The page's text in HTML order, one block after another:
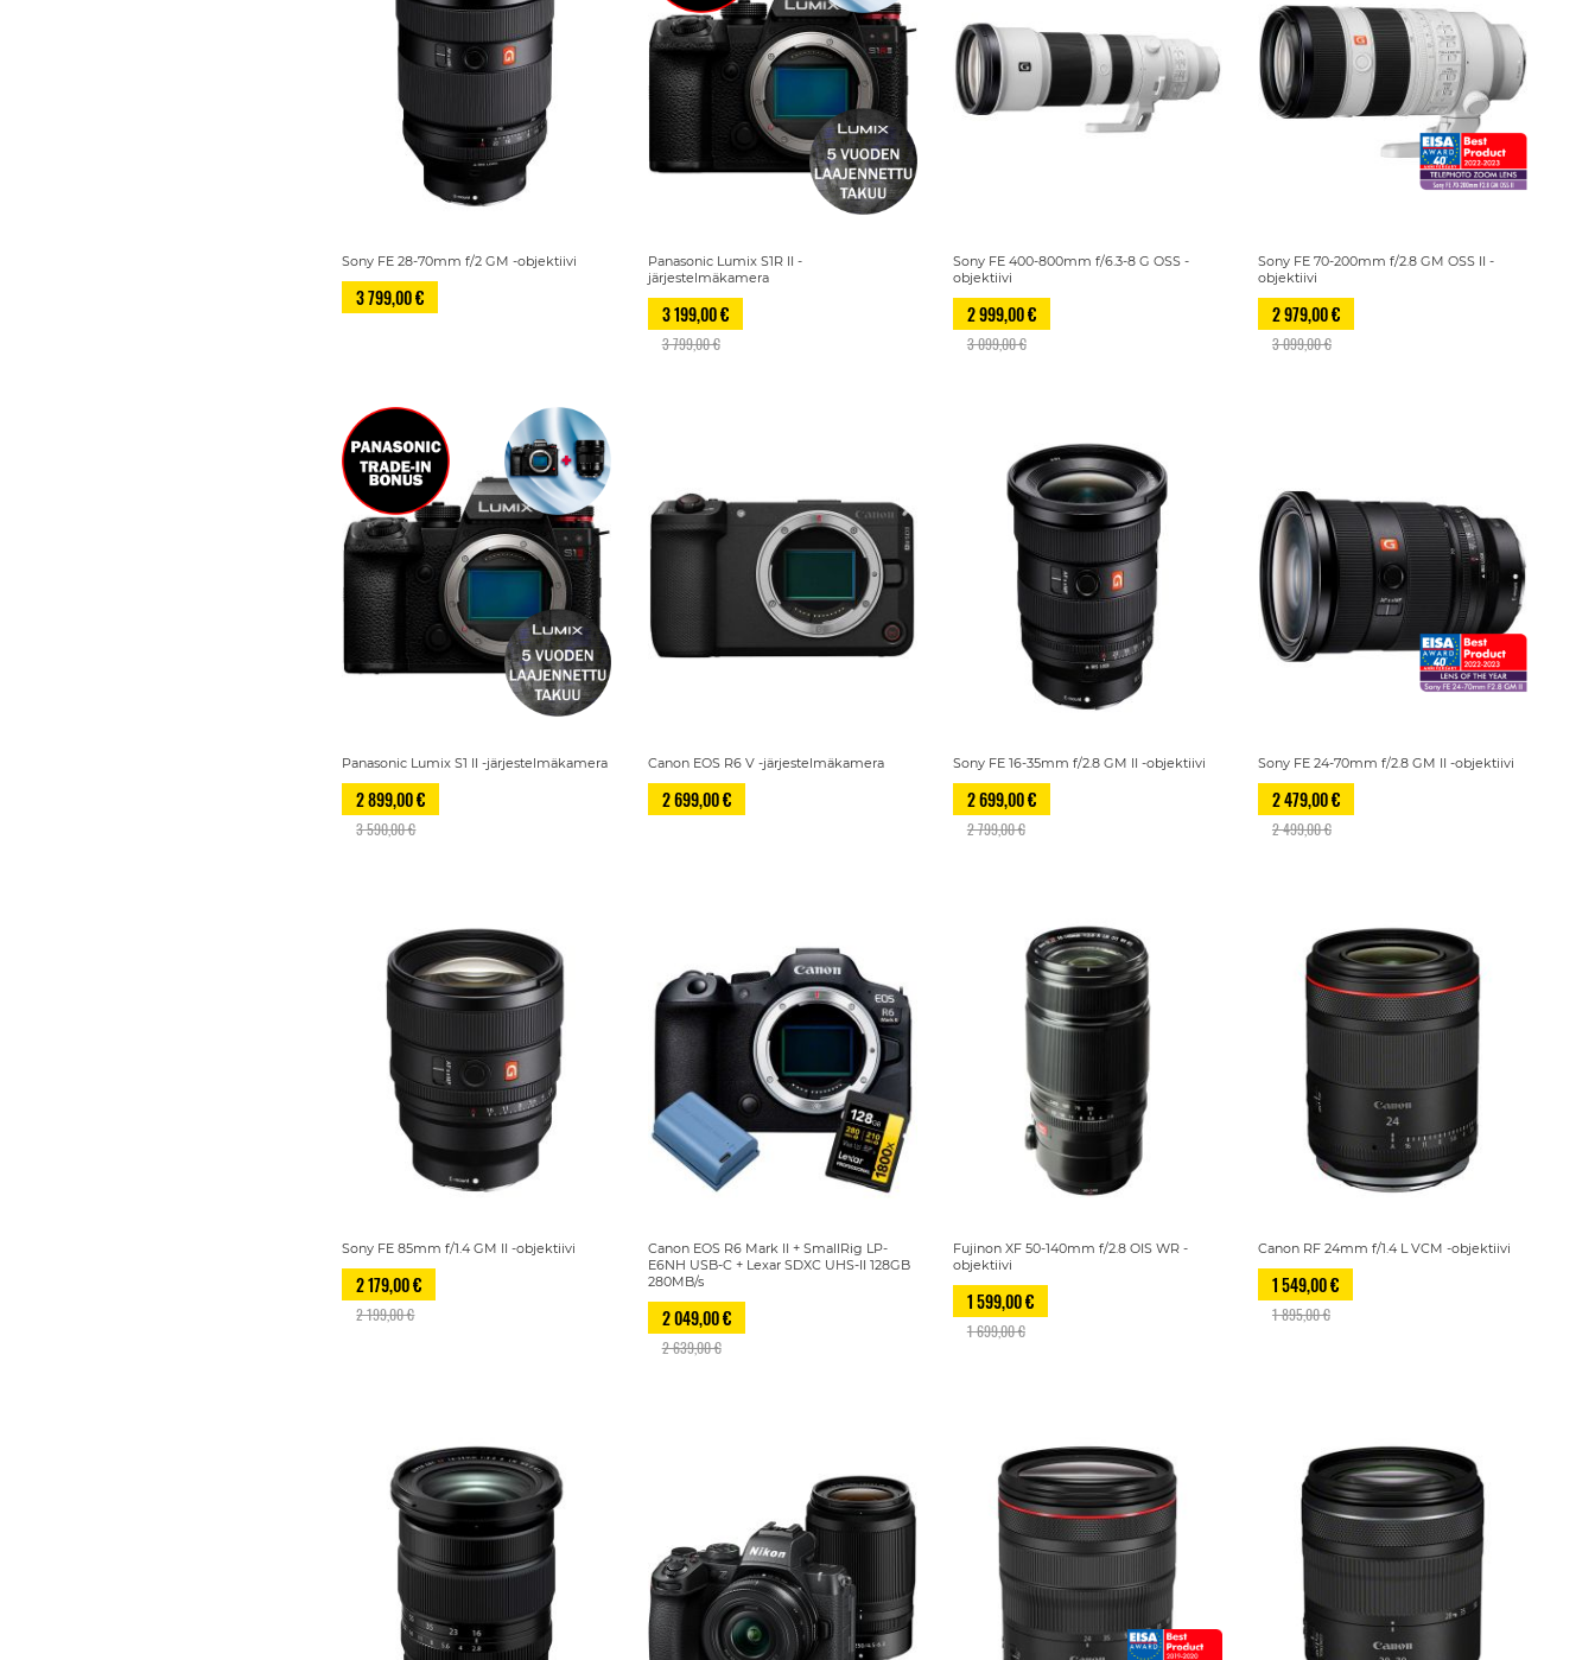
Sony FE 28-70mm f/2 GM -objektiivi
3 799,00 €
Panasonic Lumix S1R II -
järjestelmäkamera
3 199,00 €
3 799,00 €
Sony FE 400-800mm f/6.3-8 G OSS -
objektiivi
2 999,00 €
3 099,00 €
Sony FE 70-200mm f/2.8 GM OSS II -
objektiivi
2 979,00 €
3 099,00 €
Panasonic Lumix S1 II -järjestelmäkamera
2 899,00 €
3 590,00 €
Canon EOS R6 V -järjestelmäkamera
2 699,00 €
Sony FE 16-35mm f/2.8 GM II -objektiivi
2 699,00 €
2 799,00 €
Sony FE 24-70mm f/2.8 GM II -objektiivi
2 479,00 €
2 499,00 €
Sony FE 85mm f/1.4 GM II -objektiivi
2 179,00 €
2 199,00 €
Canon EOS R6 Mark II + SmallRig LP-
E6NH USB-C + Lexar SDXC UHS-II 128GB
280MB/s
2 049,00 €
2 639,00 €
Fujinon XF 50-140mm f/2.8 OIS WR -
objektiivi
1 599,00 €
1 699,00 €
Canon RF 24mm f/1.4 L VCM -objektiivi
1 549,00 €
1 895,00 €